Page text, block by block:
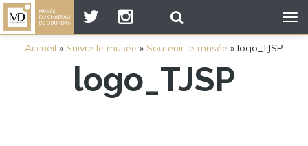
Accueil » Suivre le musée » Soutenir le musée » logo_TJSP
logo_TJSP